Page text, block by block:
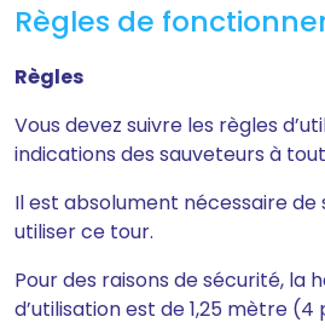
Règles de
Règles
Vous devez suivre les règles
indications des sauveteurs à
Il est absolument nécessaire
utiliser ce tour.
Pour des raisons de sécurité, la
d’utilisation est de 1,25 mètre (4